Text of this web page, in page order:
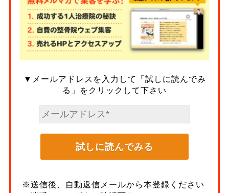
▼メールアドレスを入力して「試しに読んでみ
る」をクリックして下さい
※送信後、自動返信メールから本登録ください